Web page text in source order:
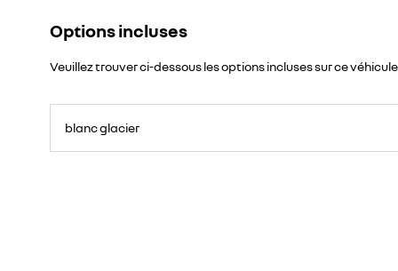
Options incluses
Veuillez trouver ci-dessous les options incluses sur ce véhicule
blanc glacier